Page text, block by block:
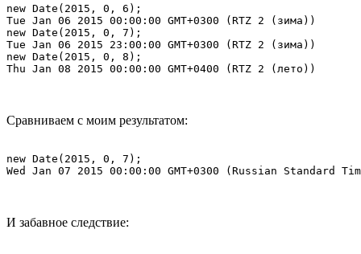
new Date(2015, 0, 6);
Tue Jan 06 2015 00:00:00 GMT+0300 (RTZ 2 (зима))
new Date(2015, 0, 7);
Tue Jan 06 2015 23:00:00 GMT+0300 (RTZ 2 (зима))
new Date(2015, 0, 8);
Сравниваем с моим результатом:
new Date(2015, 0, 7);
И забавное следствие: